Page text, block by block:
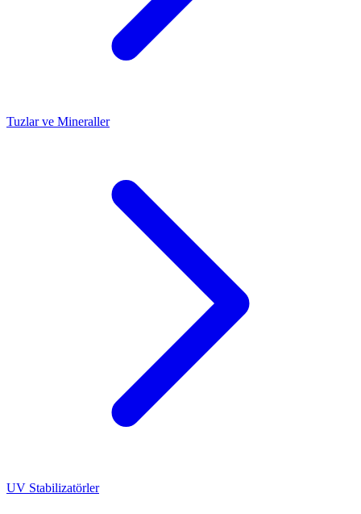
Tuzlar ve Mineraller
UV Stabilizatörler